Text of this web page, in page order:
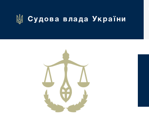
Судова влада України